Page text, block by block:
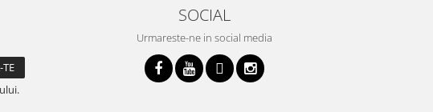
SOCIAL
Urmareste-ne in social media